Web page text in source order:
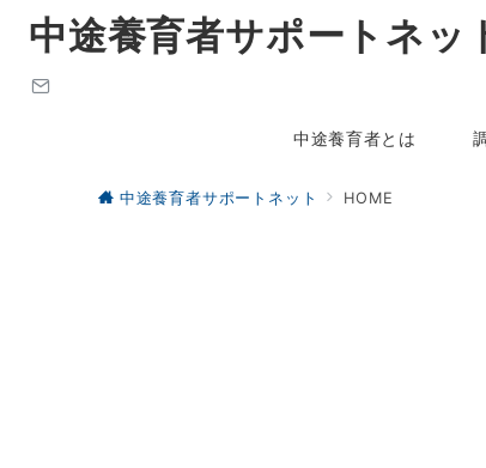
中途養育者サポートネッ
中途養育者とは
中途養育者サポートネット HOME